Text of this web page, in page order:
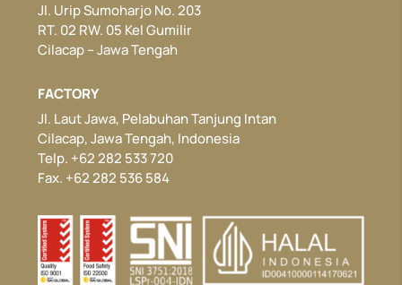
Jl. Urip Sumoharjo No. 203
RT. 02 RW. 05 Kel Gumilir
Cilacap – Jawa Tengah
FACTORY
Jl. Laut Jawa, Pelabuhan Tanjung Intan
Cilacap, Jawa Tengah, Indonesia
Telp. +62 282 533 720
Fax. +62 282 536 584